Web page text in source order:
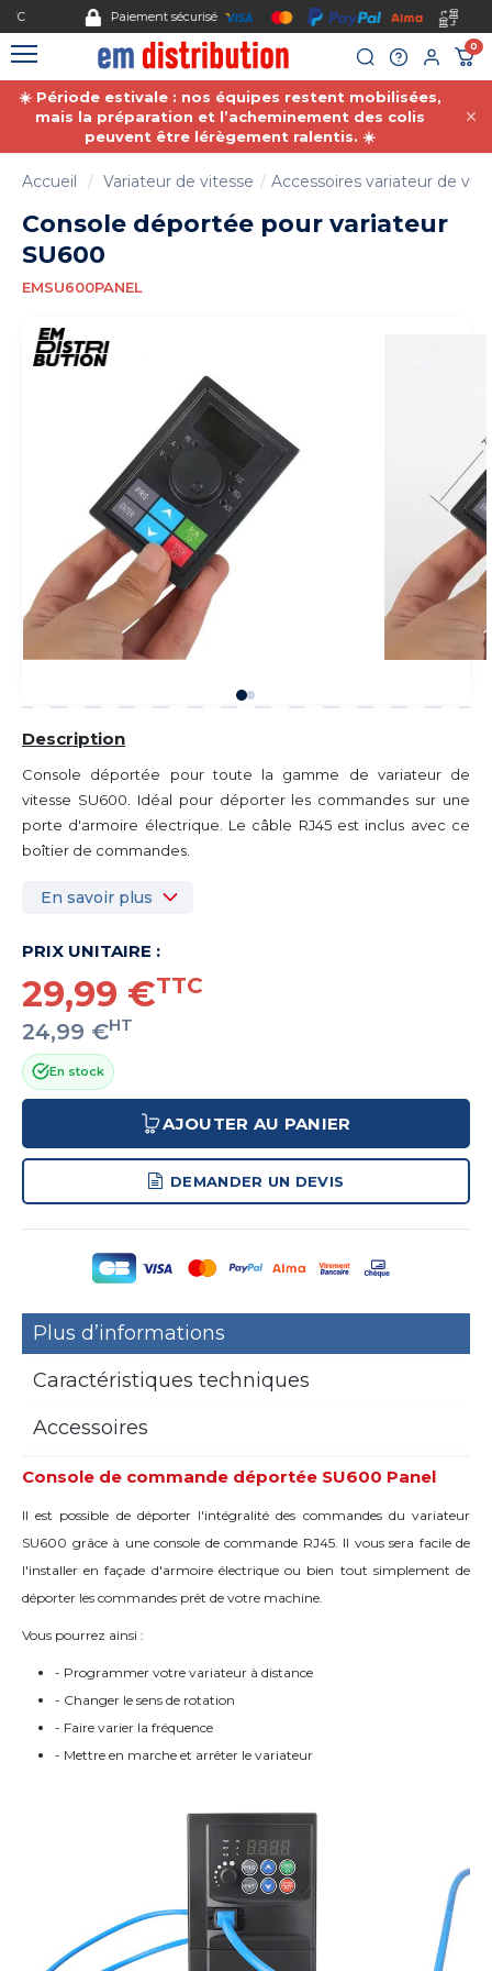
Paiement sécurisé
0
☀️ Période estivale : nos équipes restent mobilisées,
mais la préparation et l’acheminement des colis
peuvent être lérègement ralentis. ☀️
Accueil Variateur de vitesse Accessoires variateur de
Console déportée pour variateur
SU600
EMSU600PANEL
Description
Console déportée pour toute la gamme de variateur de
vitesse SU600. Idéal pour déporter les commandes sur une
porte d'armoire électrique. Le câble RJ45 est inclus avec ce
boîtier de commandes.
En savoir plus
PRIX UNITAIRE :
29,99 €TTC
24,99 €HT
En stock
AJOUTER AU PANIER
DEMANDER UN DEVIS
Plus d’informations
Caractéristiques techniques
Accessoires
Console de commande déportée SU600 Panel
Il est possible de déporter l'intégralité des commandes du variateur
SU600 grâce à une console de commande RJ45. Il vous sera facile de
l'installer en façade d'armoire électrique ou bien tout simplement de
déporter les commandes prêt de votre machine.
Vous pourrez ainsi :
- Programmer votre variateur à distance
- Changer le sens de rotation
- Faire varier la fréquence
- Mettre en marche et arrêter le variateur
Gestion des cookies